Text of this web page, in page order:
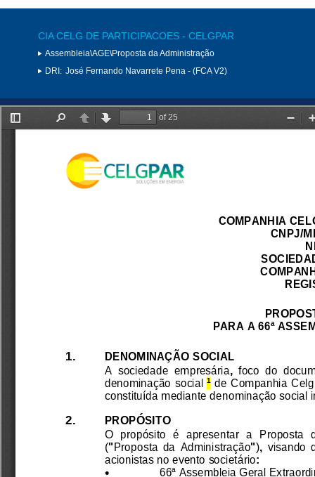
CIA CELG DE PARTICIPACOES - CELGPAR
Assembleia\AGE\Proposta da Administração
DRI: José Fernando Navarrete Pena - (FCA V2)